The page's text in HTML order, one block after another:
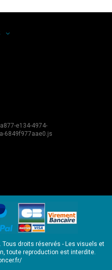
e134-4974-
6849f977aae0.js
Tous droits réservés - Les visuels et
toute reproduction est interdite.